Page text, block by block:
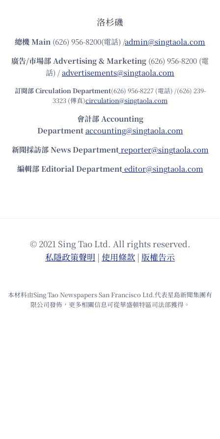
洛杉磯
總機Main (626) 956-8200(電話) /admin@singtaola.com
廣告/市場部Advertising & Marketing (626) 956-8200 (電
話) /advertisements@singtaola.com
訂閱部 Circulation Department(626) 956-8227 (電話) /(626) 239-
3323 (傳真)circulation@singtaola.com
會計部 Accounting
Department accounting@singtaola.com
新聞採訪部 News Department reporter@singtaola.com
編輯部 Editorial Department editor@singtaola.com
© 2021 Sing Tao Ltd. All rights reserved.
私隱政策聲明 | 使⽤條款 | 版權告⽰
本材料由Sing Tao Newspapers San Francisco Ltd.代表星島新聞集團有
限公司發佈，更多相關信息可從華盛頓特區司法部獲得。